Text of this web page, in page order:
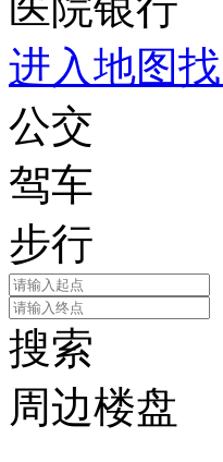
进入地图
公交
驾车
步行
搜索
周边楼盘